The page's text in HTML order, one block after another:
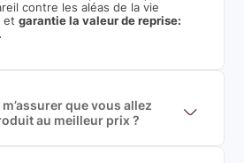
contre les aléas de la vie
etgarantie la valeur de reprise:
que vous allez
au meilleur prix ?